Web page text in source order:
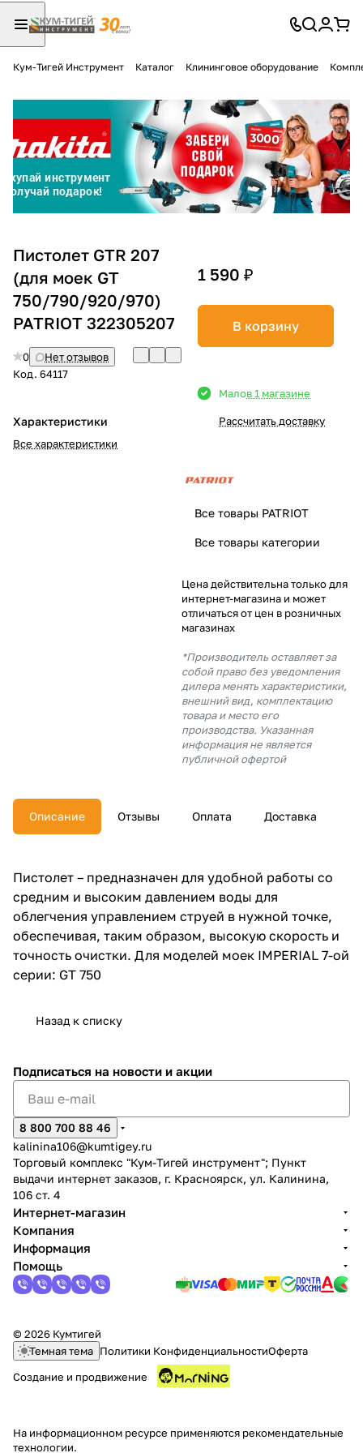
Кум-Тигей Инструмент Каталог Клининговое оборудование
Пистолет GTR 207
(для моек GT
750/790/920/970)
PATRIOT 322305207
0
Нет отзывов
Код. 64117
Характеристики
Все характеристики
1 590 ₽
В корзину
Малов 1 магазине
Рассчитать доставку
Все товары PATRIOT
Все товары категории
Цена действительна только для
интернет-магазина и может
отличаться от цен в розничных
магазинах
*Производитель оставляет за
собой право без уведомления
дилера менять характеристики,
внешний вид, комплектацию
товара и место его
производства. Указанная
информация не является
публичной офертой
Описание Отзывы Оплата Доставка
Пистолет – предназначен для удобной работы со
средним и высоким давлением воды для
облегчения управлением струей в нужной точке,
обеспечивая, таким образом, высокую скорость и
точность очистки. Для моделей моек IMPERIAL 7-ой
серии: GT 750
Назад к списку
Подписаться на новости и акции
8 800 700 88 46
kalinina106@kumtigey.ru
Торговый комплекс "Кум-Тигей инструмент"; Пункт
выдачи интернет заказов, г. Красноярск, ул. Калинина,
106 ст. 4
Интернет-магазин
Компания
Информация
Помощь
© 2026 Кумтигей
Темная тема Политики КонфиденциальностиОферта
Создание и продвижение
На информационном ресурсе применяются рекомендательные
технологии.
Разбейте
оплатуна части
без переплат
График платежей
Сегодня
25%
% картой любого банка
% будут
с вашей карты
раз в 2